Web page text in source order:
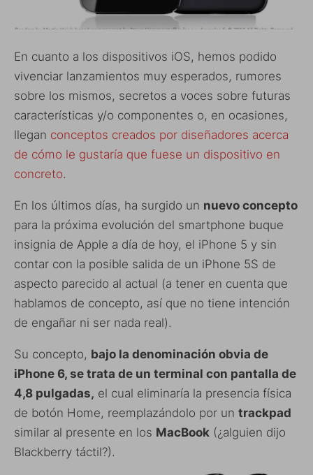
En cuanto a los dispositivos iOS, hemos podido
vivenciar lanzamientos muy esperados, rumores
sobre los mismos, secretos a voces sobre futuras
características y/o componentes o, en ocasiones,
llegan conceptos creados por diseñadores acerca
de cómo le gustaría que fuese un dispositivo en
concreto.
En los últimos días, ha surgido un nuevo concepto
para la próxima evolución del smartphone buque
insignia de Apple a día de hoy, el iPhone 5 y sin
contar con la posible salida de un iPhone 5S de
aspecto parecido al actual (a tener en cuenta que
hablamos de concepto, así que no tiene intención
de engañar ni ser nada real).
Su concepto, bajo la denominación obvia de
iPhone 6, se trata de un terminal con pantalla de
4,8 pulgadas, el cual eliminaría la presencia física
de botón Home, reemplazándolo por un trackpad
similar al presente en los MacBook (¿alguien dijo
Blackberry táctil?).